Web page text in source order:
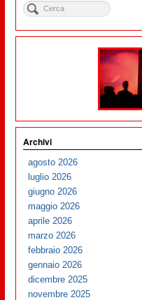
Archivi
agosto 2026
luglio 2026
giugno 2026
maggio 2026
aprile 2026
marzo 2026
febbraio 2026
gennaio 2026
dicembre 2025
novembre 2025